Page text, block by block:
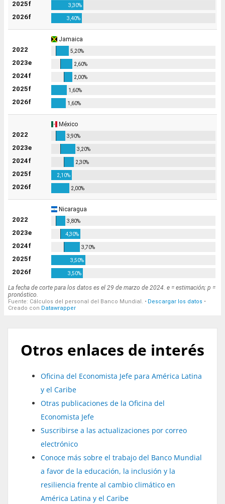
Otros enlaces de interés
Oficina del Economista Jefe para América Latina
y el Caribe
Otras publicaciones de la Oficina del
Economista Jefe
Suscribirse a las actualizaciones por correo
electrónico
Conoce más sobre el trabajo del Banco Mundial
a favor de la educación, la inclusión y la
resiliencia frente al cambio climático en
América Latina y el Caribe